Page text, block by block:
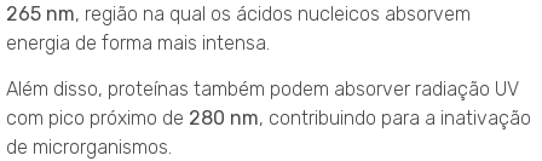
265 nm, região na qual os ácidos nucleicos absorvem
energia de forma mais intensa.
Além disso, proteínas também podem absorver radiação UV
com pico próximo de 280 nm, contribuindo para a inativação
de microrganismos.